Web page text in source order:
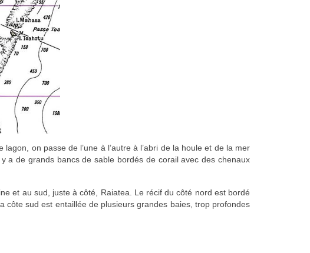
on passe de l’une à l’autre à l’abri de la houle et de la mer
a de grands bancs de sable bordés de corail avec des chenaux
et au sud, juste à côté, Raiatea. Le récif du côté nord est bordé
côte sud est entaillée de plusieurs grandes baies, trop profondes